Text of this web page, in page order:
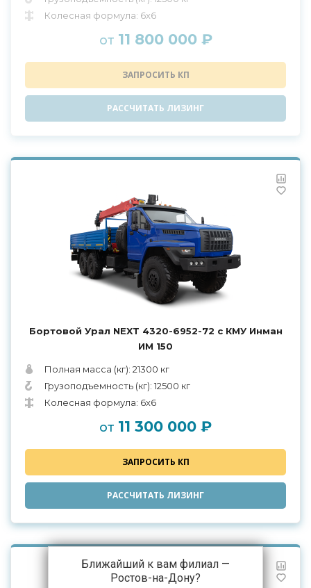
Ближайший к вам филиал —
Ростов-на-Дону?
Колесная формула: 6x6
от 11 800 000 ₽
ЗАПРОСИТЬ КП
РАССЧИТАТЬ ЛИЗИНГ
Бортовой Урал NEXT 4320-6952-72 с КМУ Инман
ИМ 150
Полная масса (кг): 21300 кг
Грузоподъемность (кг): 12500 кг
Колесная формула: 6x6
от 11 300 000 ₽
ЗАПРОСИТЬ КП
РАССЧИТАТЬ ЛИЗИНГ